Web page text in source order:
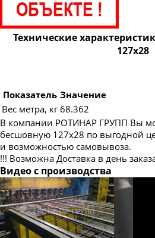
Труба бесшовная 95
Труба бесшовная 102
Труба бесшовная 121
Труба бесшовная 133
Труба бесшовная 140
Труба бесшовная 146
Труба бесшовная 152
Труба бесшовная 159
Труба бесшовная 168
Труба бесшовная 180
Технические
127х28
Показатель Значение
Вес метра, кг 68.362
В компании РОТИНАР ГРУПП Вы
бесшовную 127х28 по выгодной
и возможностью самовывоза.
!!! Возможна Доставка в день
Видео с производства